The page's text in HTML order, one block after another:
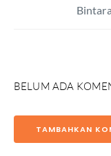
BELUM ADA
TAMBAHKAN